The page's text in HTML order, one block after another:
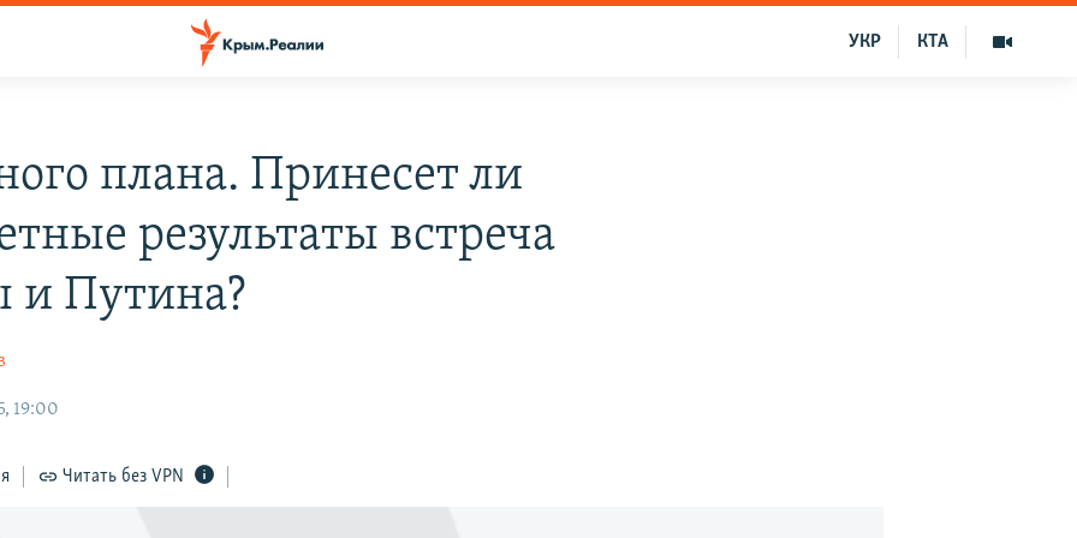
КТА
УКР
плана. Принесет ли
результаты встреча
и Путина?
19:00
Читать без VPN